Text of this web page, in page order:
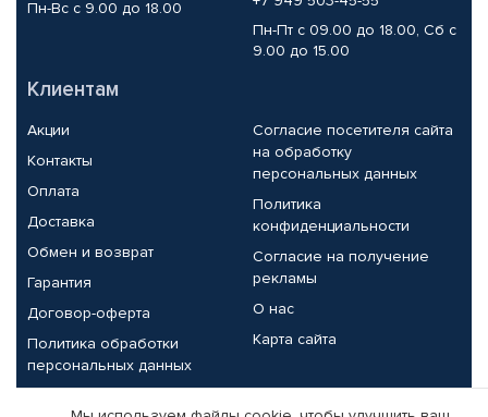
Пн-Вс с 9.00 до 18.00
Пн-Пт с 09.00 до 18.00, Сб с
9.00 до 15.00
Клиентам
Акции
Контакты
Оплата
Доставка
Обмен и возврат
Гарантия
Договор-оферта
Политика обработки
персональных данных
Согласие посетителя сайта
на обработку
персональных данных
Политика
конфиденциальности
Согласие на получение
рекламы
О нас
Карта сайта